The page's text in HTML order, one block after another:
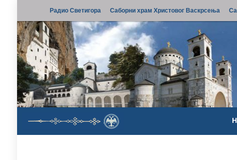
Радио Светигора Саборни храм Христовог Васкрсења